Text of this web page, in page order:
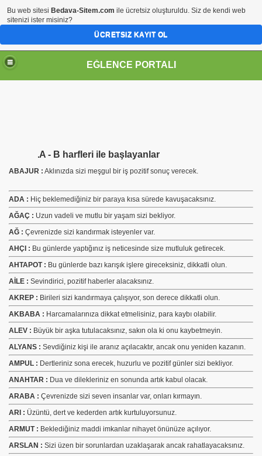
EĞLENCE PORTALI
A - B harfleri ile başlayanlar
ABAJUR : Aklınızda sizi meşgul bir iş pozitif sonuç verecek.
ADA : Hiç beklemediğiniz bir paraya kısa sürede kavuşacaksınız.
AĞAÇ : Uzun vadeli ve mutlu bir yaşam sizi bekliyor.
AĞ : Çevrenizde sizi kandırmak isteyenler var.
AHÇI : Bu günlerde yaptığınız iş neticesinde size mutluluk getirecek.
AHTAPOT : Bu günlerde bazı karışık işlere gireceksiniz, dikkatli olun.
AİLE : Sevindirici, pozitif haberler alacaksınız.
AKREP : Birileri sizi kandırmaya çalışıyor, son derece dikkatli olun.
AKBABA : Harcamalarınıza dikkat etmelisiniz, para kaybı olabilir.
ALEV : Büyük bir aşka tutulacaksınız, sakın ola ki onu kaybetmeyin.
ALYANS : Sevdiğiniz kişi ile aranız açılacaktır, ancak onu yeniden kazanın.
AMPUL : Dertleriniz sona erecek, huzurlu ve pozitif günler sizi bekliyor.
ANAHTAR : Dua ve dilekleriniz en sonunda artık kabul olacak.
ARABA : Çevrenizde sizi seven insanlar var, onları kırmayın.
ARI : Üzüntü, dert ve kederden artık kurtuluyorsunuz.
ARMUT : Beklediğiniz maddi imkanlar nihayet önünüze açılıyor.
ARSLAN : Sizi üzen bir sorunlardan uzaklaşarak ancak rahatlayacaksınız.
Bu web sitesi Bedava-Sitem.com ile ücretsiz oluşturuldu. Siz de kendi web
sitenizi ister misiniz?
ÜCRETSIZ KAYIT OL